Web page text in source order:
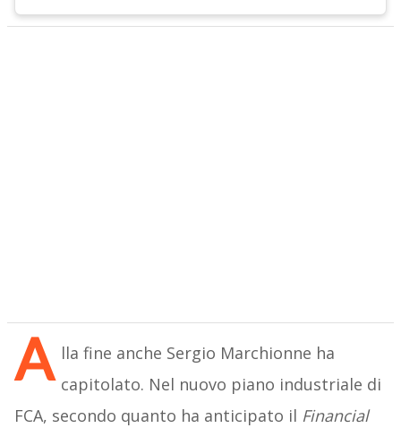
A lla fine anche Sergio Marchionne ha
capitolato. Nel nuovo piano industriale di
FCA, secondo quanto ha anticipato il Financial